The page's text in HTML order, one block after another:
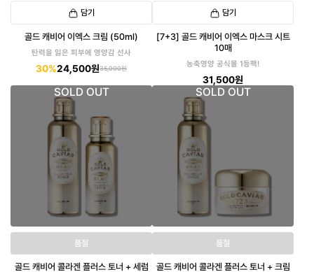
담기
골드 캐비어 이엑스 크림 (50ml)
탄력을 잃은 피부에 영양감 선사
30%24,500원35,000원
담기
[7+3] 골드 캐비어 이엑스 마스크 시트
10매
농축영양 공식몰 1등팩!
31,500원
SOLD OUT
품절
골드 캐비어 콜라겐 플러스 토너 + 세럼
SOLD OUT
품절
골드 캐비어 콜라겐 플러스 토너 + 크림